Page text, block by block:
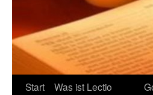
Springe
Start
Was ist Lectio